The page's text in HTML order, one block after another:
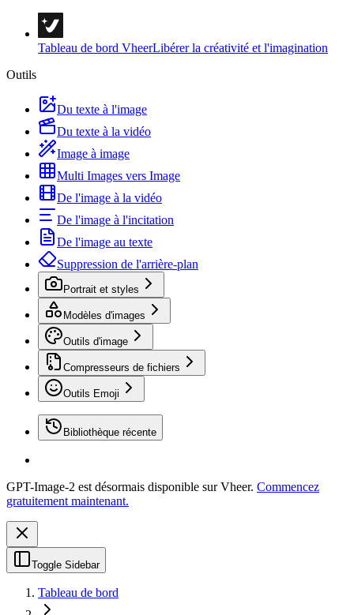
Tableau de bord VheerLibérer la créativité et l'imagination
Outils
Du texte à l'image
Du texte à la vidéo
Image à image
Multi Images vers Image
De l'image à la vidéo
De l'image à l'incitation
De l'image au texte
Suppression de l'arrière-plan
Portrait et styles
Modèles d'images
Outils d'image
Compresseurs de fichiers
Outils Emoji
Bibliothèque récente
GPT-Image-2 est désormais disponible sur Vheer. Commencez
gratuitement maintenant.
Toggle Sidebar
Tableau de bord